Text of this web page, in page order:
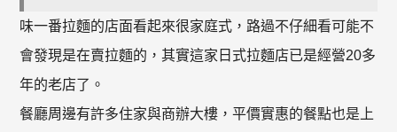
味一番拉麵的店面看起來很家庭式，路過不仔細看可能不
會發現是在賣拉麵的，其實這家日式拉麵店已是經營20多
年的老店了。
餐廳周邊有許多住家與商辦大樓，平價實惠的餐點也是上